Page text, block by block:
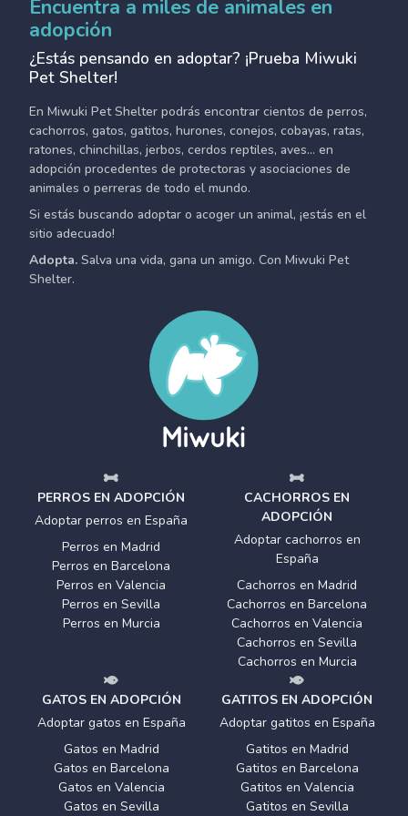
Encuentra a miles de animales en
adopción
¿Estás pensando en adoptar? ¡Prueba Miwuki
Pet Shelter!
En Miwuki Pet Shelter podrás encontrar cientos de perros,
cachorros, gatos, gatitos, hurones, conejos, cobayas, ratas,
ratones, chinchillas, jerbos, cerdos reptiles, aves... en
adopción procedentes de protectoras y asociaciones de
animales o perreras de todo el mundo.
Si estás buscando adoptar o acoger un animal, ¡estás en el
sitio adecuado!
Adopta. Salva una vida, gana un amigo. Con Miwuki Pet
Shelter.
PERROS EN ADOPCIÓN
Adoptar perros en España
Perros en Madrid
Perros en Barcelona
Perros en Valencia
Perros en Sevilla
Perros en Murcia
CACHORROS EN
ADOPCIÓN
Adoptar cachorros en
España
Cachorros en Madrid
Cachorros en Barcelona
Cachorros en Valencia
Cachorros en Sevilla
Cachorros en Murcia
GATOS EN ADOPCIÓN
Adoptar gatos en España
Gatos en Madrid
Gatos en Barcelona
Gatos en Valencia
Gatos en Sevilla
GATITOS EN ADOPCIÓN
Adoptar gatitos en España
Gatitos en Madrid
Gatitos en Barcelona
Gatitos en Valencia
Gatitos en Sevilla